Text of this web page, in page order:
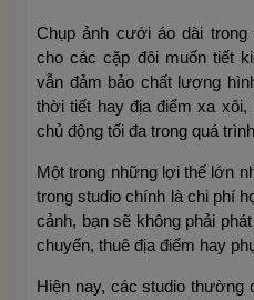
Chụp ảnh cưới áo dài
cho các cặp đôi muốn tiết
vẫn đảm bảo chất lượng
thời tiết hay địa điểm xa
chủ động tối đa trong quá
Một trong những lợi thế lớn
trong studio chính là chi phí
cảnh, bạn sẽ không phải
chuyển, thuê địa điểm hay
Hiện nay, các studio thường